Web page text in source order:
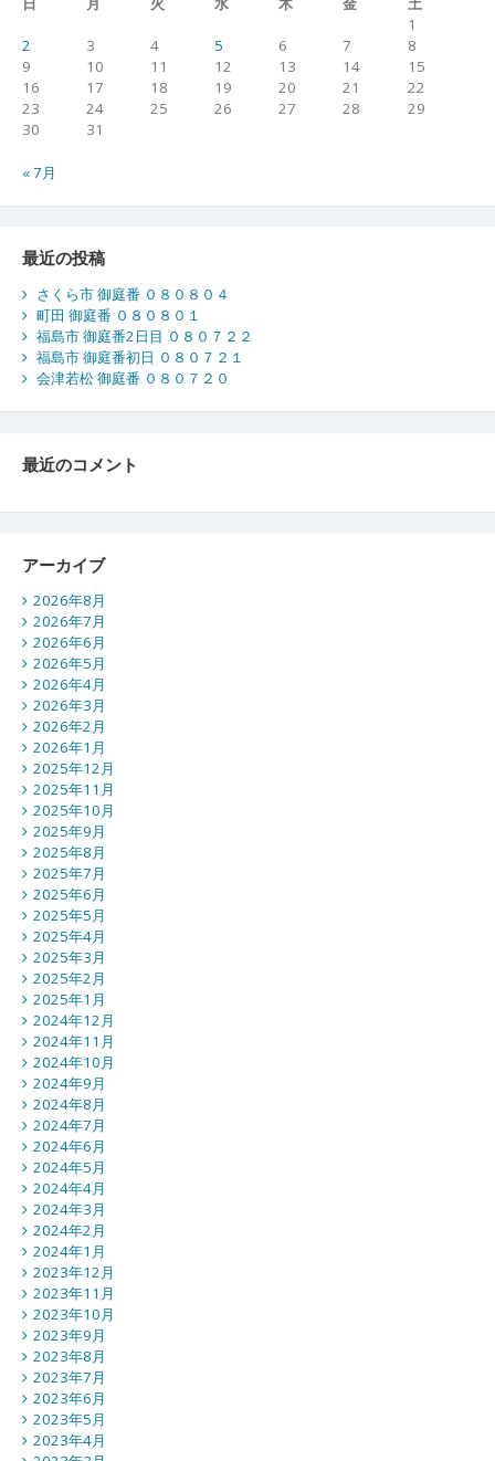
1
2
3 4 5 6 7
8
9
10 11 12 13 14
15
16
17 18 19 20 21
22
23
24 25 26 27 28
29
30
31
« 7月
最近の投稿
さくら市 御庭番 ０８０８０４
町田 御庭番 ０８０８０１
福島市 御庭番2日目 ０８０７２２
福島市 御庭番初日 ０８０７２１
会津若松 御庭番 ０８０７２０
最近のコメント
アーカイブ
2026年8月
2026年7月
2026年6月
2026年5月
2026年4月
2026年3月
2026年2月
2026年1月
2025年12月
2025年11月
2025年10月
2025年9月
2025年8月
2025年7月
2025年6月
2025年5月
2025年4月
2025年3月
2025年2月
2025年1月
2024年12月
2024年11月
2024年10月
2024年9月
2024年8月
2024年7月
2024年6月
2024年5月
2024年4月
2024年3月
2024年2月
2024年1月
2023年12月
2023年11月
2023年10月
2023年9月
2023年8月
2023年7月
2023年6月
2023年5月
2023年4月